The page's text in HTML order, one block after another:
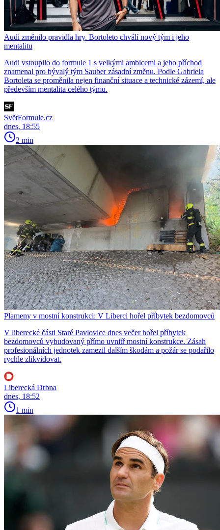
Audi změnilo pravidla hry. Bortoleto chválí nový tým i jeho
mentalitu
Audi vstoupilo do formule 1 s velkými ambicemi a jeho příchod
znamenal pro bývalý tým Sauber zásadní změnu. Podle Gabriela
Bortoleta se proměnila nejen finanční situace a technické zázemí, ale
především mentalita celého týmu.
SvětFormule.cz
dnes, 18:55
2 min
Plameny v mostní konstrukci: V Liberci hořel příbytek bezdomovců
V liberecké části Staré Pavlovice dnes večer hořel příbytek
bezdomovců vybudovaný přímo uvnitř mostní konstrukce. Zásah
profesionálních jednotek zamezil dalším škodám a požár se podařilo
rychle zlikvidovat.
Liberecká Drbna
dnes, 18:52
1 min